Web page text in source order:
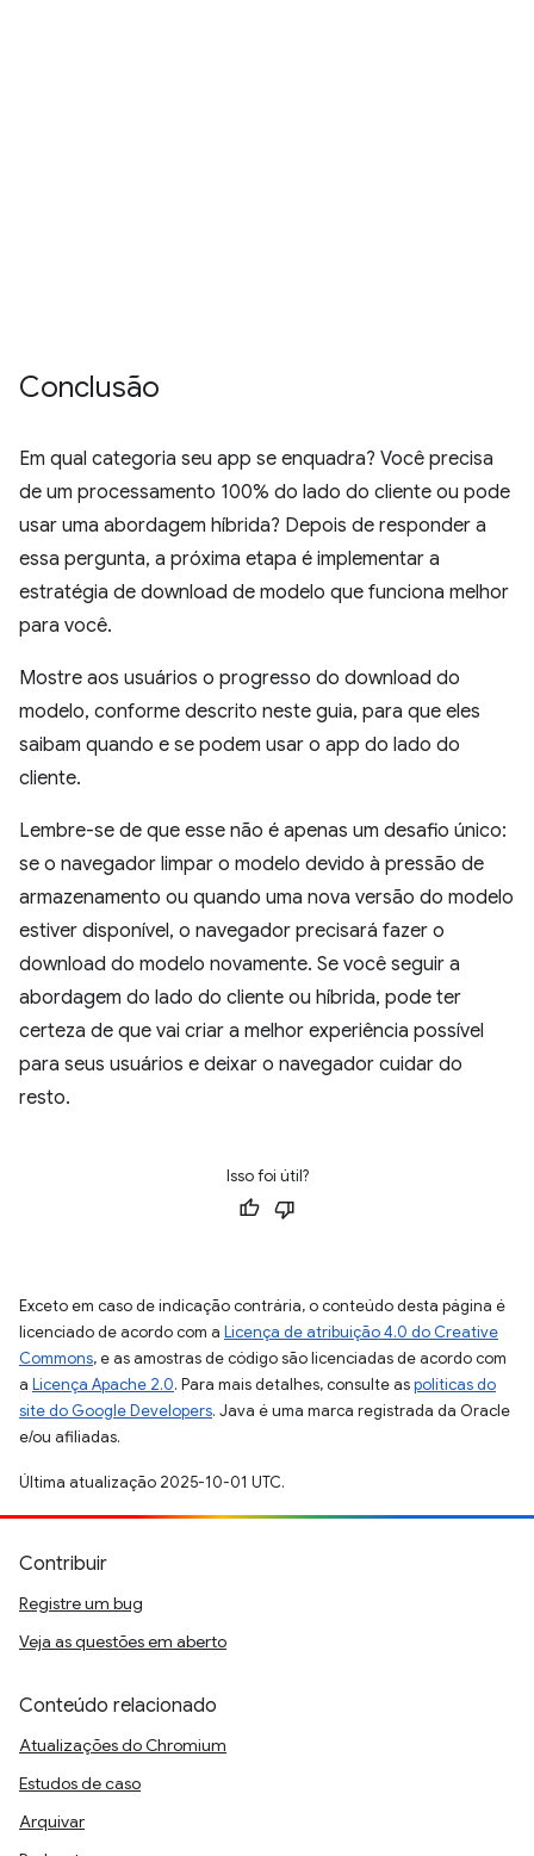
Conclusão
Em qual categoria seu app se enquadra? Você precisa
de um processamento 100% do lado do cliente ou pode
usar uma abordagem híbrida? Depois de responder a
essa pergunta, a próxima etapa é implementar a
estratégia de download de modelo que funciona melhor
para você.
Mostre aos usuários o progresso do download do
modelo, conforme descrito neste guia, para que eles
saibam quando e se podem usar o app do lado do
cliente.
Lembre-se de que esse não é apenas um desafio único:
se o navegador limpar o modelo devido à pressão de
armazenamento ou quando uma nova versão do modelo
estiver disponível, o navegador precisará fazer o
download do modelo novamente. Se você seguir a
abordagem do lado do cliente ou híbrida, pode ter
certeza de que vai criar a melhor experiência possível
para seus usuários e deixar o navegador cuidar do
resto.
Isso foi útil?
Exceto em caso de indicação contrária, o conteúdo desta página é
licenciado de acordo com a Licença de atribuição 4.0 do Creative
Commons, e as amostras de código são licenciadas de acordo com
a Licença Apache 2.0. Para mais detalhes, consulte aspolíticas do
site do Google Developers. Java é uma marca registrada da Oracle
e/ou afiliadas.
Última atualização 2025-10-01 UTC.
Contribuir
Registre um bug
Veja as questões em aberto
Conteúdo relacionado
Atualizações do Chromium
Estudos de caso
Arquivar